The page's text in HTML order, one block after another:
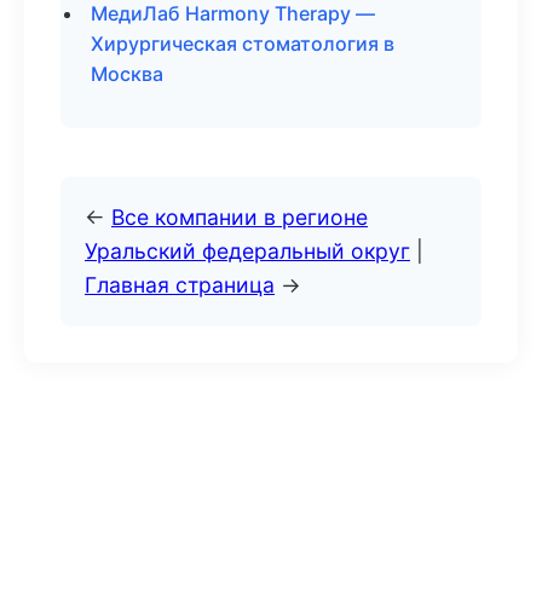
МедиЛаб Harmony Therapy —
Хирургическая стоматология в
Москва
← Все компании в регионе
Уральский федеральный округ
Главная страница →